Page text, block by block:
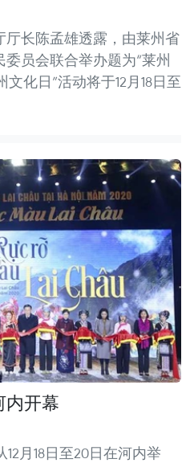
长陈孟雄透露，由莱州省
员会联合举办题为“莱州
化日”活动将于12月18日至
内开幕
月18日至20日在河内举